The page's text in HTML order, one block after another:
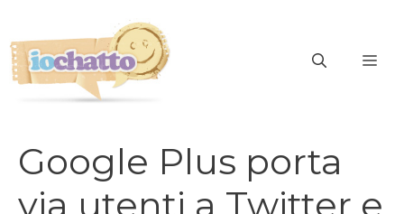
contenuto
Google Plus porta
via utenti a Twitter e